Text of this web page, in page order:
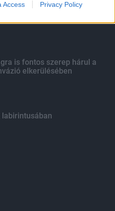
Access Privacy Policy
is szakirányú
is fontos szerep hárul a
elkerülésében
labirintusában